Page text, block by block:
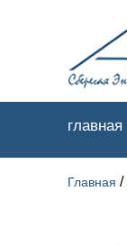
главная
Главная /